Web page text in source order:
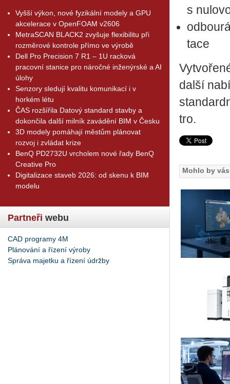
Vyšší výkon, nové fyzikální modely a GPU
akcelerace v OpenFOAM v2606
MetraSCAN BLACK2 zvyšuje flexibilitu při
rozměrové kontrole přímo ve výrobě
Dell Pro Precision 7 R1 – 1U racková
pracovní stanice pro náročné inženýrské a AI
úlohy
Senzory sledují kvalitu komunikací i v
horkém létu
ČAS rozšířila Datový standard stavby a
dokončila další milník zavádění BIM v Česku
3D modely pomáhají městům plánovat
rozvoj i zvládat krize
BenQ PD2732U vrcholem nové řady BenQ
Creative Pro
Digitalizace staveb 2026: od skenu k BIM
modelu
Partneři webu
CAD programy 4M
Plánování a řízení výroby
Správa majetku a řízení údržby
s
ta­ce
další
tro.
Mohlo by